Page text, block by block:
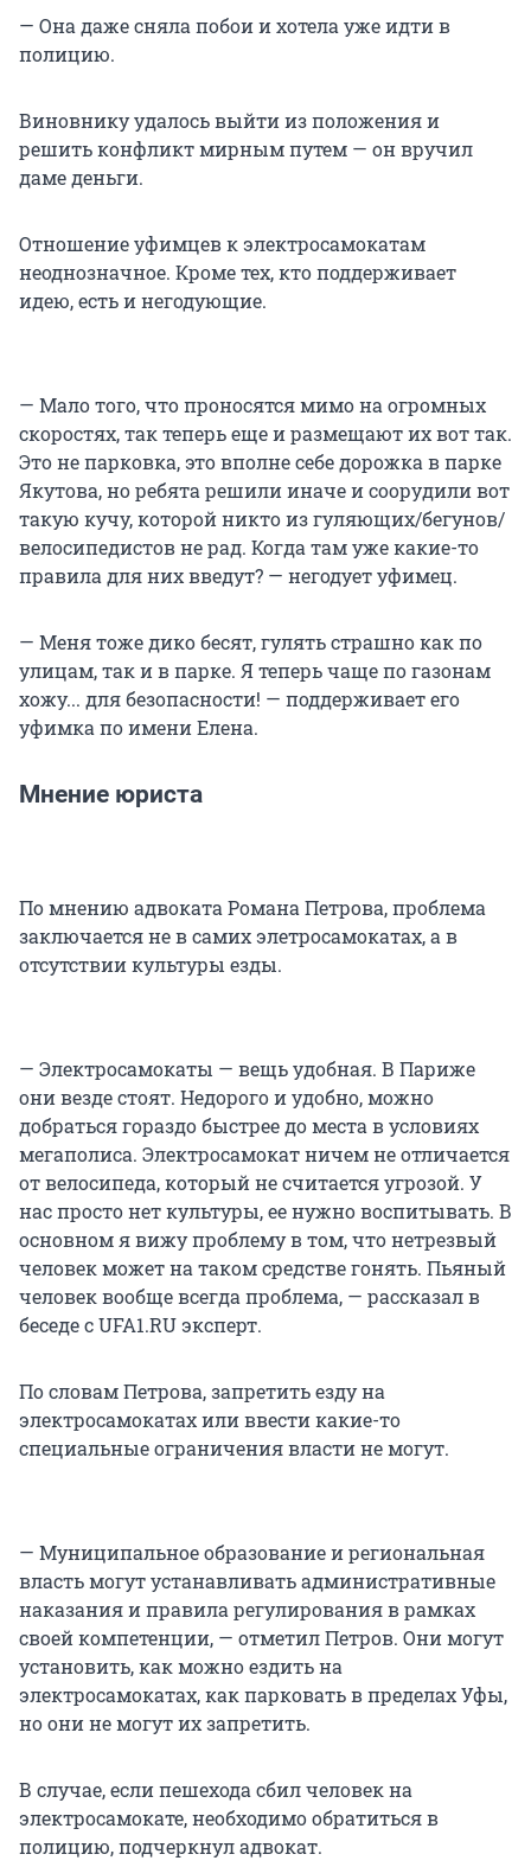
— Она даже сняла побои и хотела уже идти в
полицию.
Виновнику удалось выйти из положения и
решить конфликт мирным путем — он вручил
даме деньги.
Отношение уфимцев к электросамокатам
неоднозначное. Кроме тех, кто поддерживает
идею, есть и негодующие.
— Мало того, что проносятся мимо на огромных
скоростях, так теперь еще и размещают их вот так.
Это не парковка, это вполне себе дорожка в парке
Якутова, но ребята решили иначе и соорудили вот
такую кучу, которой никто из гуляющих/бегунов/
велосипедистов не рад. Когда там уже какие-то
правила для них введут? — негодует уфимец.
— Меня тоже дико бесят, гулять страшно как по
улицам, так и в парке. Я теперь чаще по газонам
хожу... для безопасности! — поддерживает его
уфимка по имени Елена.
Мнение юриста
По мнению адвоката Романа Петрова, проблема
заключается не в самих элетросамокатах, а в
отсутствии культуры езды.
— Электросамокаты — вещь удобная. В Париже
они везде стоят. Недорого и удобно, можно
добраться гораздо быстрее до места в условиях
мегаполиса. Электросамокат ничем не отличается
от велосипеда, который не считается угрозой. У
нас просто нет культуры, ее нужно воспитывать. В
основном я вижу проблему в том, что нетрезвый
человек может на таком средстве гонять. Пьяный
человек вообще всегда проблема, — рассказал в
беседе с UFA1.RU эксперт.
По словам Петрова, запретить езду на
электросамокатах или ввести какие-то
специальные ограничения власти не могут.
— Муниципальное образование и региональная
власть могут устанавливать административные
наказания и правила регулирования в рамках
своей компетенции, — отметил Петров. Они могут
установить, как можно ездить на
электросамокатах, как парковать в пределах Уфы,
но они не могут их запретить.
В случае, если пешехода сбил человек на
электросамокате, необходимо обратиться в
полицию, подчеркнул адвокат.